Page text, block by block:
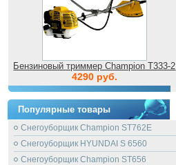
Бензиновый триммер Champion T333-2
4290 руб.
Популярные товары
Снегоуборщик Champion ST762E
Снегоуборщик HYUNDAI S 6560
Снегоуборщик Champion ST656